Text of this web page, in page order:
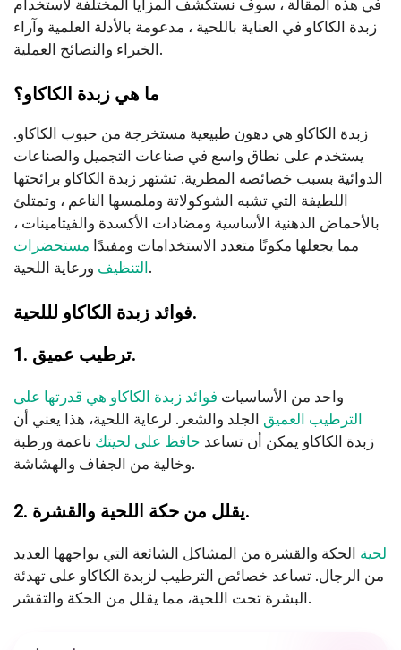
في هذه المقالة ، سوف نستكشف المزايا المختلفة لاستخدام
زبدة الكاكاو في العناية باللحية ، مدعومة بالأدلة العلمية وآراء
الخبراء والنصائح العملية.
ما هي زبدة الكاكاو؟
زبدة الكاكاو هي دهون طبيعية مستخرجة من حبوب الكاكاو.
يستخدم على نطاق واسع في صناعات التجميل والصناعات
الدوائية بسبب خصائصه المطرية. تشتهر زبدة الكاكاو برائحتها
اللطيفة التي تشبه الشوكولاتة وملمسها الناعم ، وتمتلئ
بالأحماض الدهنية الأساسية ومضادات الأكسدة والفيتامينات ،
مما يجعلها مكونًا متعدد الاستخدامات ومفيدًا مستحضرات
التنظيف ورعاية اللحية.
فوائد زبدة الكاكاو لللحية.
1. ترطيب عميق.
واحد من الأساسيات فوائد زبدة الكاكاو هي قدرتها على
الترطيب العميق الجلد والشعر. لرعاية اللحية، هذا يعني أن
زبدة الكاكاو يمكن أن تساعد حافظ على لحيتك ناعمة ورطبة
وخالية من الجفاف والهشاشة.
2. يقلل من حكة اللحية والقشرة.
لحية
الحكة والقشرة من المشاكل الشائعة التي يواجهها العديد
من الرجال. تساعد خصائص الترطيب لزبدة الكاكاو على تهدئة
البشرة تحت اللحية، مما يقلل من الحكة والتقشر.